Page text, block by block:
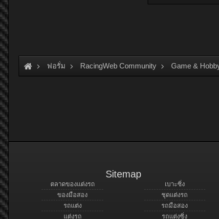
ฟอรั่ม RacingWeb Community Game &
Sitemap
ตลาดของแต่งรถ
ของมือสอง
รถแต่ง
แต่งรถ
เบาะซิ่ง
ชุดแต่งรถ
รถมือสอง
รถแต่งซิ่ง